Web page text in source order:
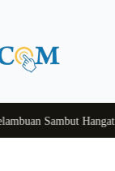
Hangat